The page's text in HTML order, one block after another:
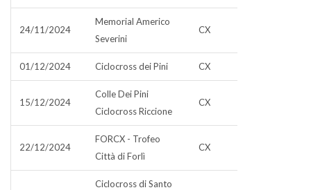
24/11/2024
Memorial Americo
Severini
CX
01/12/2024 Ciclocross dei Pini CX
15/12/2024
Colle Dei Pini
Ciclocross Riccione
CX
22/12/2024
FORCX - Trofeo
Città di Forlì
CX
Ciclocross di Santo